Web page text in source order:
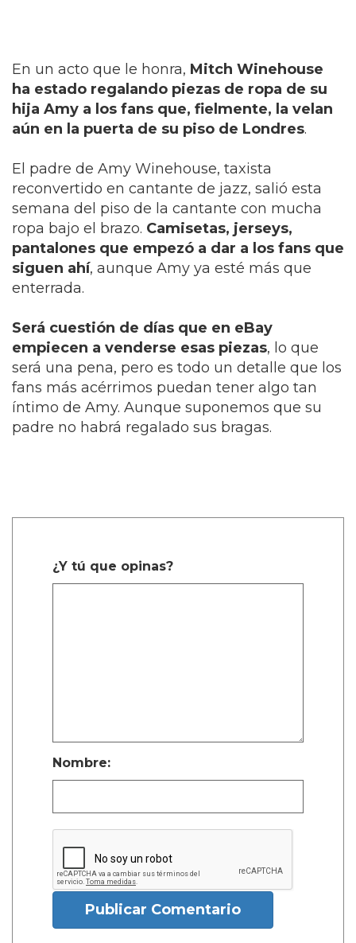
En un acto que le honra, Mitch Winehouse
ha estado regalando piezas de ropa de su
hija Amy a los fans que, fielmente, la velan
aún en la puerta de su piso de Londres.
El padre de Amy Winehouse, taxista
reconvertido en cantante de jazz, salió esta
semana del piso de la cantante con mucha
ropa bajo el brazo. Camisetas, jerseys,
pantalones que empezó a dar a los fans que
siguen ahí, aunque Amy ya esté más que
enterrada.
Será cuestión de días que en eBay
empiecen a venderse esas piezas, lo que
será una pena, pero es todo un detalle que los
fans más acérrimos puedan tener algo tan
íntimo de Amy. Aunque suponemos que su
padre no habrá regalado sus bragas.
¿Y tú que opinas?
Nombre:
Publicar Comentario